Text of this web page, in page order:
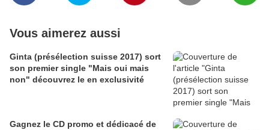
Vous aimerez aussi
Ginta (présélection suisse 2017) sort
son premier single "Mais oui mais
non" découvrez le en exclusivité
Gagnez le CD promo et dédicacé de